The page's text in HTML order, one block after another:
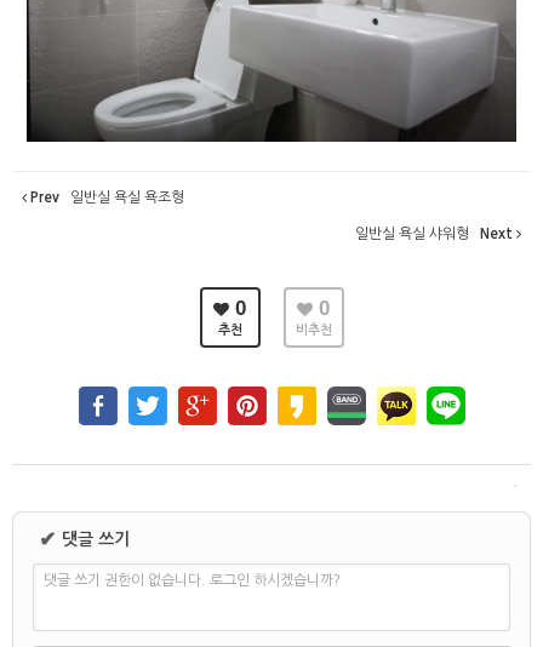
Prev 일반실 욕실 욕조형
일반실 욕실 샤워형 Next
0
추천
0
비추천
✔ 댓글 쓰기
댓글 쓰기 권한이 없습니다. 로그인 하시겠습니까?